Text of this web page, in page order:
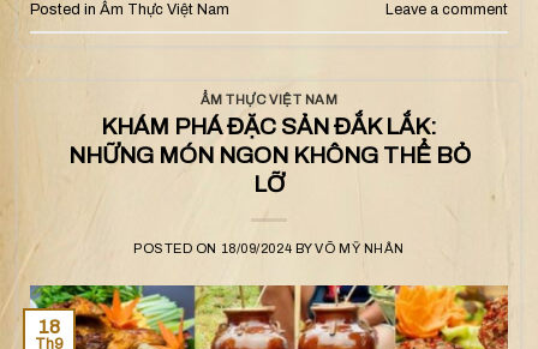
Posted in Ẩm Thực Việt Nam Leave a comment
ẨM THỰC VIỆT NAM
KHÁM PHÁ ĐẶC SẢN ĐẮK LẮK:
NHỮNG MÓN NGON KHÔNG THỂ BỎ
LỠ
POSTED ON 18/09/2024 BYVÕ MỸ NHÂN
18
Th9